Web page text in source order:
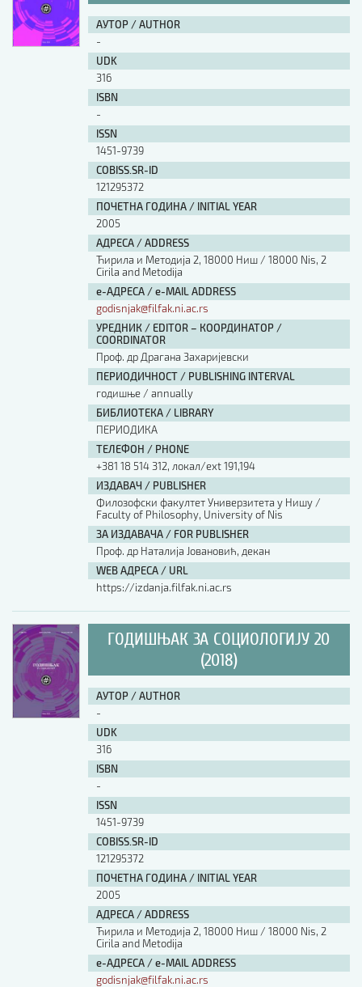
COBISS.SR-ID
АУТОР / AUTHOR
-
UDK
316
ISBN
-
ISSN
1451-9739
COBISS.SR-ID
121295372
ПОЧЕТНА ГОДИНА / INITIAL YEAR
2005
АДРЕСА / ADDRESS
Ћирила и Методија 2, 18000 Ниш / 18000 Nis, 2
Cirila and Metodija
е-АДРЕСА / e-MAIL ADDRESS
godisnjak@filfak.ni.ac.rs
УРЕДНИК / EDITOR – КООРДИНАТОР /
COORDINATOR
Проф. др Драгана Захаријевски
ПЕРИОДИЧНОСТ / PUBLISHING INTERVAL
годишње / annually
БИБЛИОТЕКА / LIBRARY
ПЕРИОДИКА
ТЕЛЕФОН / PHONE
+381 18 514 312, локал/ext 191,194
ИЗДАВАЧ / PUBLISHER
Филозофски факултет Универзитета у Нишу /
Faculty of Philosophy, University of Nis
ЗА ИЗДАВАЧА / FOR PUBLISHER
Проф. др Наталија Јовановић, декан
WEB АДРЕСА / URL
https://izdanja.filfak.ni.ac.rs
ГОДИШЊАК ЗА СОЦИОЛОГИЈУ 20
(2018)
АУТОР / AUTHOR
-
UDK
316
ISBN
-
ISSN
1451-9739
COBISS.SR-ID
121295372
ПОЧЕТНА ГОДИНА / INITIAL YEAR
2005
АДРЕСА / ADDRESS
Ћирила и Методија 2, 18000 Ниш / 18000 Nis, 2
Cirila and Metodija
е-АДРЕСА / e-MAIL ADDRESS
godisnjak@filfak.ni.ac.rs